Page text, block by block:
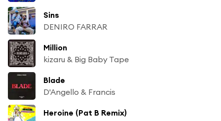
Sins
DENIRO FARRAR
Million
kizaru & Big Baby Tape
Blade
D'Angello & Francis
Heroine (Pat B Remix)